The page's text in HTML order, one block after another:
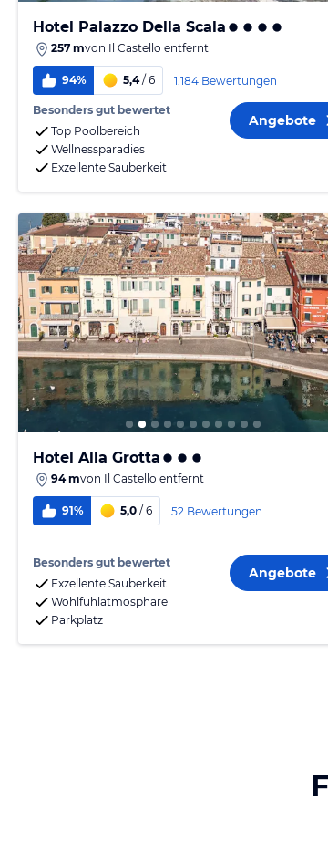
Hotel Palazzo Della Scala
257 mvon Il Castello entfernt
94% 5,4/ 6 1.184 Bewertungen
Besonders gut bewertet
Top Poolbereich
Wellnessparadies
Exzellente Sauberkeit
Angebote
Hotel Alla Grotta
94 mvon Il Castello entfernt
91% 5,0 / 6 52 Bewertungen
Besonders gut bewertet
Exzellente Sauberkeit
Wohlfühlatmosphäre
Parkplatz
Angebote